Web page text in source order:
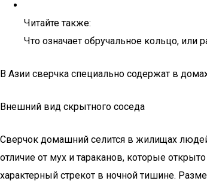
Читайте также:
Что означает обручальное кольцо,
В Азии сверчка специально содержат в
Внешний вид скрытного соседа
Сверчок домашний селится в жилищах
отличие от мух и тараканов, которые
характерный стрекот в ночной тишине.